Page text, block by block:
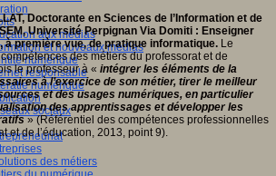
aux médias
et nouveaux médias
numérique
responsable
numérique
sociaux
des métiers
Doctorante en Sciences de l’Information et de
Université Perpignan Via Domiti : Enseigner
à première vue, de pratique informatique. Le
des métiers du professorat et de
le professeur à « intégrer les éléments de la
à l’exercice de son métier, tirer le meilleur
et des usages numériques, en particulier
des apprentissages et développer les
» (Référentiel des compétences professionnelles
et de l’éducation, 2013, point 9).